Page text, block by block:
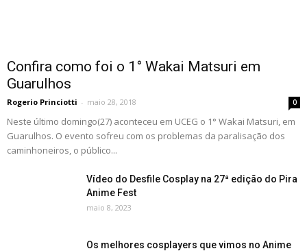
Confira como foi o 1° Wakai Matsuri em
Guarulhos
Rogerio Princiotti - maio 28, 2018 0
Neste último domingo(27) aconteceu em UCEG o 1° Wakai Matsuri, em
Guarulhos. O evento sofreu com os problemas da paralisação dos
caminhoneiros, o público...
Vídeo do Desfile Cosplay na 27ª edição do Pira
Anime Fest
maio 8, 2023
Os melhores cosplayers que vimos no Anime